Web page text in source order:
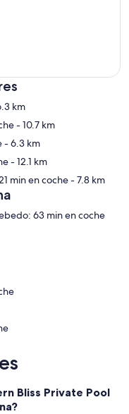
km
- 10.7 km
- 6.3 km
- 12.1 km
min en coche- 7.8 km
63 min en coche
coche
Bliss Private Pool